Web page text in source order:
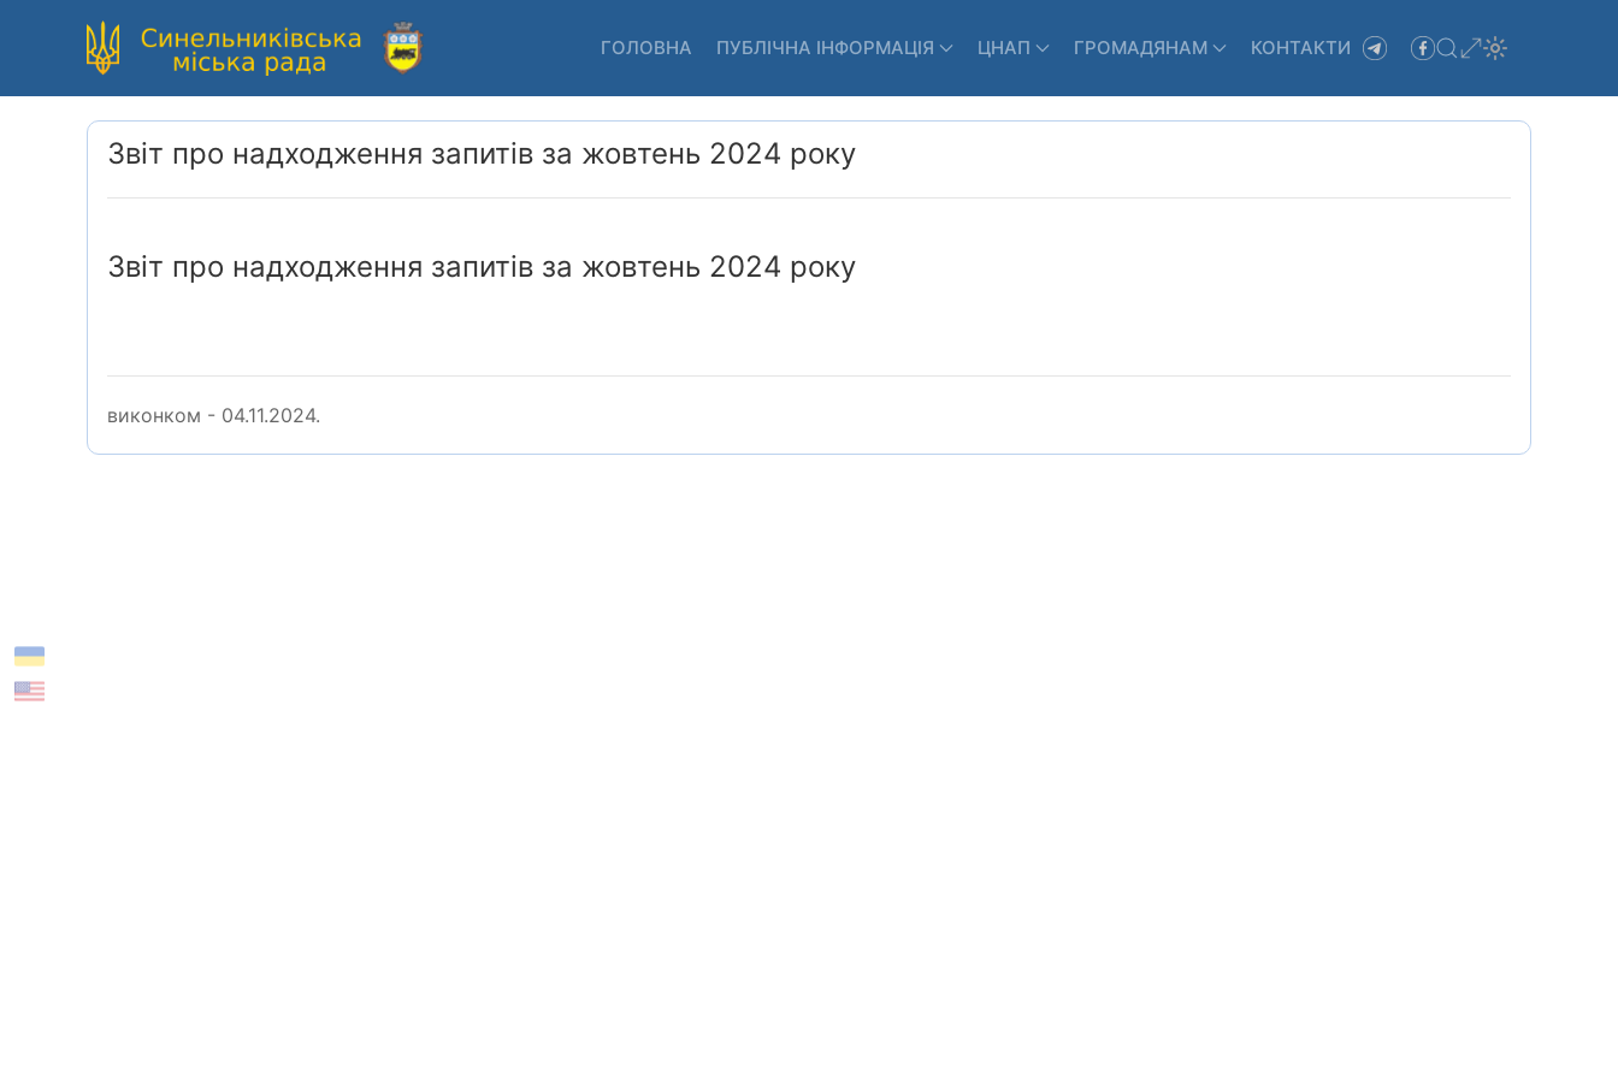
ГОЛОВНА ПУБЛІЧНА ІНФОРМАЦІЯ ЦНАП ГРОМАДЯНАМ КОНТАКТИ
Звіт про надходження запитів за жовтень 2024 року
Звіт про надходження запитів за жовтень 2024 року
виконком - 04.11.2024.